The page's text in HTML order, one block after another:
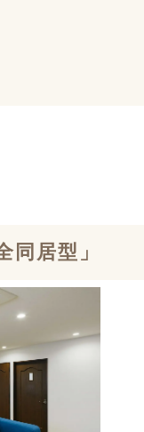
居型」